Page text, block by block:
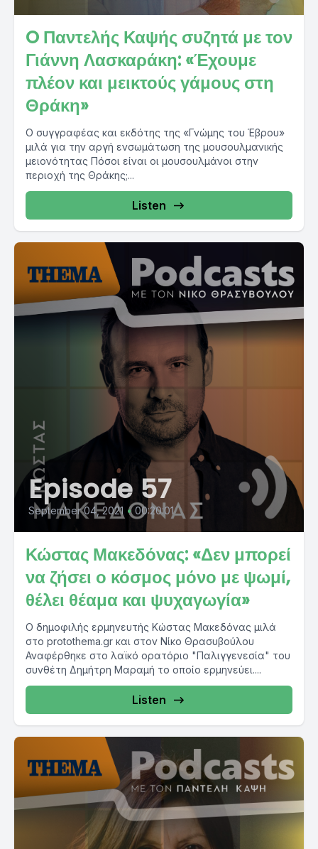
O Παντελής Καψής συζητά με τον
Γιάννη Λασκαράκη: «Έχουμε
πλέον και μεικτούς γάμους στη
Θράκη»
Ο συγγραφέας και εκδότης της «Γνώμης του Έβρου»
μιλά για την αργή ενσωμάτωση της μουσουλμανικής
μειονότητας Πόσοι είναι οι μουσουλμάνοι στην
περιοχή της Θράκης;...
Listen
Episode 57
September 04, 2021 • 00:20:01
Κώστας Μακεδόνας: «Δεν μπορεί
να ζήσει ο κόσμος μόνο με ψωμί,
θέλει θέαμα και ψυχαγωγία»
Ο δημοφιλής ερμηνευτής Κώστας Μακεδόνας μιλά
στο protothema.gr και στον Νίκο Θρασυβούλου
Αναφέρθηκε στο λαϊκό ορατόριο "Παλιγγενεσία" του
συνθέτη Δημήτρη Μαραμή το οποίο ερμηνεύει....
Listen